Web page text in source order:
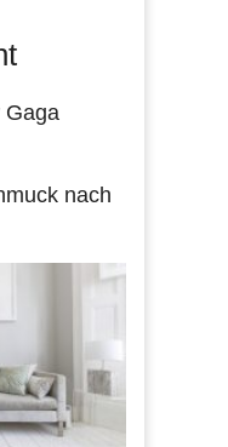
Gaga
nach